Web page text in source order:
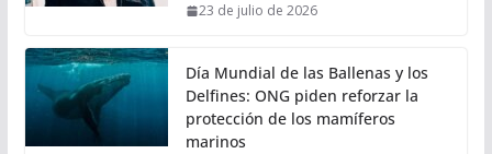
23 de julio de 2026
Día Mundial de las Ballenas y los
Delfines: ONG piden reforzar la
protección de los mamíferos
marinos